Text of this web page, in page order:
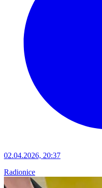
02.04.2026, 20:37
Radionice